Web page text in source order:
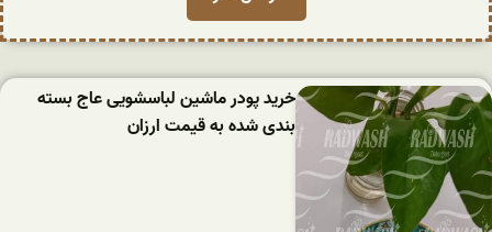
خرید پودر ماشین لباسشویی عاج بسته
بندی شده به قیمت ارزان